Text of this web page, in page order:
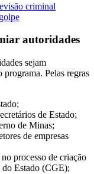
criminal
autoridades
sejam
Pelas regras
de Estado;
de Minas;
de empresas
processo de criação
Estado (CGE);